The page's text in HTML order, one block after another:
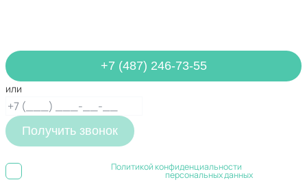
+7 (487) 246-73-55
или
Получить звонок
Политикой конфиденциальности
персональных данных